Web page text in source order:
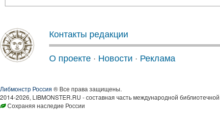
Контакты редакции
О проекте · Новости · Реклама
Либмонстр Россия ® Все права защищены.
2014-2026, LIBMONSTER.RU - составная часть международной
Сохраняя наследие России